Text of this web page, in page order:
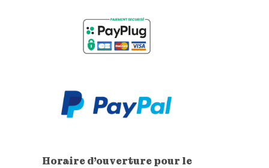
Horaire d'ouverture pour le